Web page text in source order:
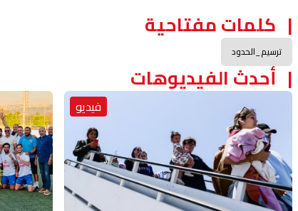
كلمات مفتاحية
ترسيم_الحدود
أحدث الفيديوهات
فيديو